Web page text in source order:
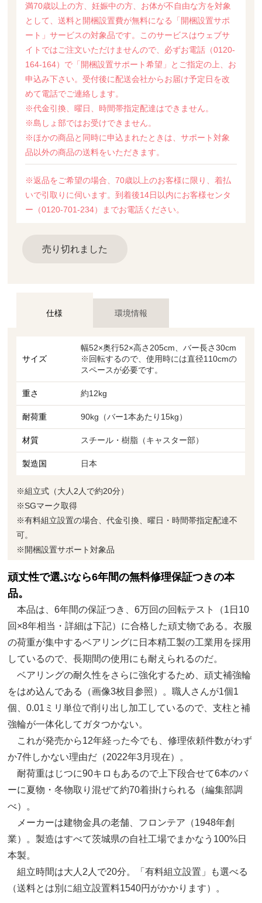
満70歳以上の方、妊娠中の方、お体が不自由な方を対象
として、送料と開梱設置費が無料になる「開梱設置サポ
ート」サービスの対象品です。このサービスはウェブサ
イトではご注文いただけませんので、必ずお電話（0120-
164-164）で「開梱設置サポート希望」とご指定の上、お
申込み下さい。受付後に配送会社からお届け予定日を改
めて電話でご連絡します。
※代金引換、曜日、時間帯指定配達はできません。
※島しょ部ではお受けできません。
※ほかの商品と同時に申込まれたときは、サポート対象
品以外の商品の送料をいただきます。
※返品をご希望の場合、70歳以上のお客様に限り、着払
いで引取りに伺います。到着後14日以内にお客様センタ
ー（0120-701-234）までお電話ください。
売り切れました
仕様 環境情報
サイズ
幅52×奥行52×高さ205cm、バー長さ30cm
※回転するので、使用時には直径110cmの
スペースが必要です。
重さ 約12kg
耐荷重 90kg（バー1本あたり15kg）
材質 スチール・樹脂（キャスター部）
製造国 日本
※組立式（大人2人で約20分）
※SGマーク取得
※有料組立設置の場合、代金引換、曜日・時間帯指定配達不
可。
※開梱設置サポート対象品
頑丈性で選ぶなら6年間の無料修理保証つきの本
品。
本品は、6年間の保証つき、6万回の回転テスト（1日10
回×8年相当・詳細は下記）に合格した頑丈物である。衣服
の荷重が集中するベアリングに日本精工製の工業用を採用
しているので、長期間の使用にも耐えられるのだ。
ベアリングの耐久性をさらに強化するため、頑丈補強輪
をはめ込んである（画像3枚目参照）。職人さんが1個1
個、0.01ミリ単位で削り出し加工しているので、支柱と補
強輪が一体化してガタつかない。
これが発売から12年経った今でも、修理依頼件数がわず
か7件しかない理由だ（2022年3月現在）。
耐荷重はじつに90キロもあるので上下段合せて6本のバ
ーに夏物・冬物取り混ぜて約70着掛けられる（編集部調
べ）。
メーカーは建物金具の老舗、フロンテア（1948年創
業）。製造はすべて茨城県の自社工場でまかなう100%日
本製。
組立時間は大人2人で20分。「有料組立設置」も選べる
（送料とは別に組立設置料1540円がかかります）。